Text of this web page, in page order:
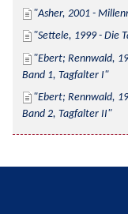
Asher, 2001 -
Settele, 1999 - Die
Ebert; Rennwald,
Band 1, Tagfalter I
Ebert; Rennwald,
Band 2, Tagfalter II